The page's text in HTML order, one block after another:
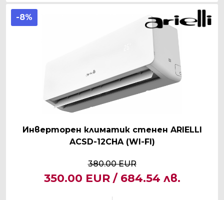
-8%
Инверторен климатик стенен ARIELLI
ACSD-12CHA (WI-FI)
380.00 EUR
350.00 EUR / 684.54 лв.